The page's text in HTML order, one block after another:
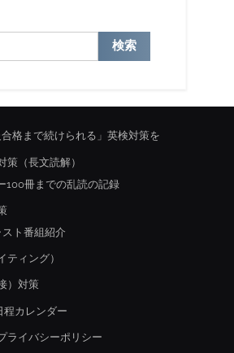
検索
合格まで続けられる」英検対策を
策（長文読解）
100冊までの乱読の記録
ト番組紹介
ティング）
）対策
程カレンダー
ライバシーポリシー